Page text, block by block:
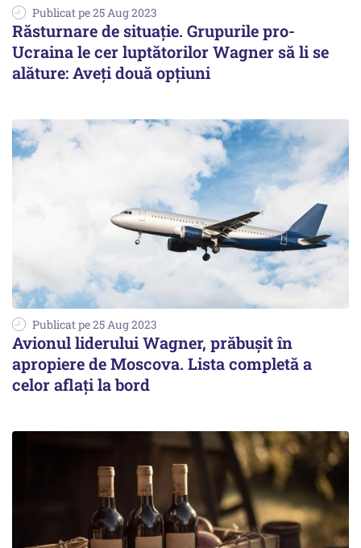
Publicat pe 25 Aug 2023
Răsturnare de situație. Grupurile pro-
Ucraina le cer luptătorilor Wagner să li se
alăture: Aveți două opțiuni
Publicat pe 25 Aug 2023
Avionul liderului Wagner, prăbușit în
apropiere de Moscova. Lista completă a
celor aflați la bord